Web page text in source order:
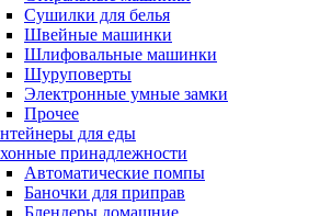
Сушилки для белья
Швейные машинки
Шлифовальные машинки
Шуруповерты
Электронные умные замки
Прочее
для еды
принадлежности
Автоматические помпы
Баночки для приправ
Блендеры домашние